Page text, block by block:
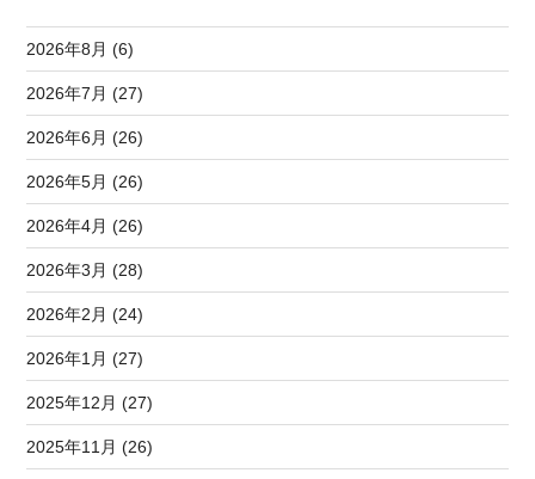
2026年8月 (6)
2026年7月 (27)
2026年6月 (26)
2026年5月 (26)
2026年4月 (26)
2026年3月 (28)
2026年2月 (24)
2026年1月 (27)
2025年12月 (27)
2025年11月 (26)